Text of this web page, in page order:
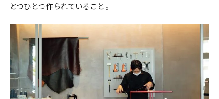
とつひとつ作られていること。